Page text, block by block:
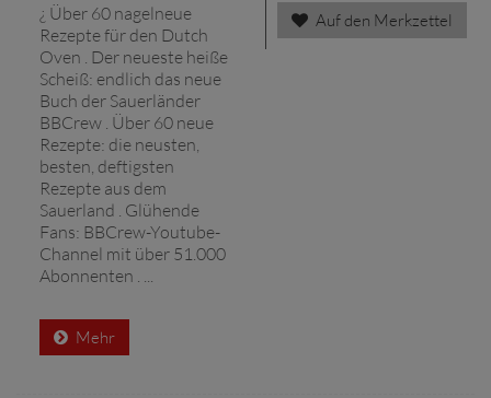
¿ Über 60 nagelneue
Rezepte für den Dutch
Oven . Der neueste heiße
Scheiß: endlich das neue
Buch der Sauerländer
BBCrew . Über 60 neue
Rezepte: die neusten,
besten, deftigsten
Rezepte aus dem
Sauerland . Glühende
Fans: BBCrew-Youtube-
Channel mit über 51.000
Abonnenten . ...
Mehr
Auf den Merkzettel